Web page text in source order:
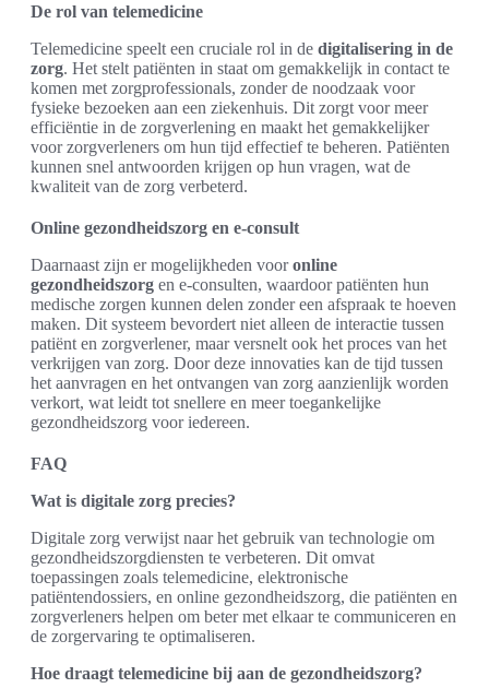
De rol van telemedicine
Telemedicine speelt een cruciale rol in de digitalisering in de
zorg. Het stelt patiënten in staat om gemakkelijk in contact te
komen met zorgprofessionals, zonder de noodzaak voor
fysieke bezoeken aan een ziekenhuis. Dit zorgt voor meer
efficiëntie in de zorgverlening en maakt het gemakkelijker
voor zorgverleners om hun tijd effectief te beheren. Patiënten
kunnen snel antwoorden krijgen op hun vragen, wat de
kwaliteit van de zorg verbeterd.
Online gezondheidszorg en e-consult
Daarnaast zijn er mogelijkheden vooronline
gezondheidszorg en e-consulten, waardoor patiënten hun
medische zorgen kunnen delen zonder een afspraak te hoeven
maken. Dit systeem bevordert niet alleen de interactie tussen
patiënt en zorgverlener, maar versnelt ook het proces van het
verkrijgen van zorg. Door deze innovaties kan de tijd tussen
het aanvragen en het ontvangen van zorg aanzienlijk worden
verkort, wat leidt tot snellere en meer toegankelijke
gezondheidszorg voor iedereen.
FAQ
Wat is digitale zorg precies?
Digitale zorg verwijst naar het gebruik van technologie om
gezondheidszorgdiensten te verbeteren. Dit omvat
toepassingen zoals telemedicine, elektronische
patiëntendossiers, en online gezondheidszorg, die patiënten en
zorgverleners helpen om beter met elkaar te communiceren en
de zorgervaring te optimaliseren.
Hoe draagt telemedicine bij aan de gezondheidszorg?